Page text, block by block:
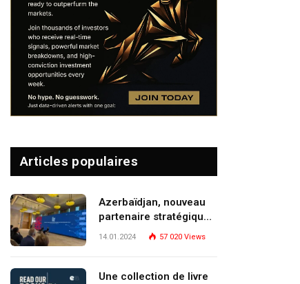
Articles populaires
Azerbaïdjan, nouveau
partenaire stratégique
de l’Union européenne
14.01.2024 57 020 Views
Une collection de livre